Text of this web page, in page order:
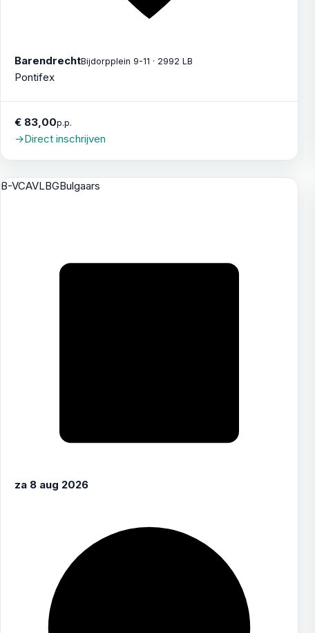
BarendrechtBijdorpplein 9-11 · 2992 LB
Pontifex
€ 83,00p.p.
→Direct inschrijven
B-VCAVLBGBulgaars
za 8 aug 2026